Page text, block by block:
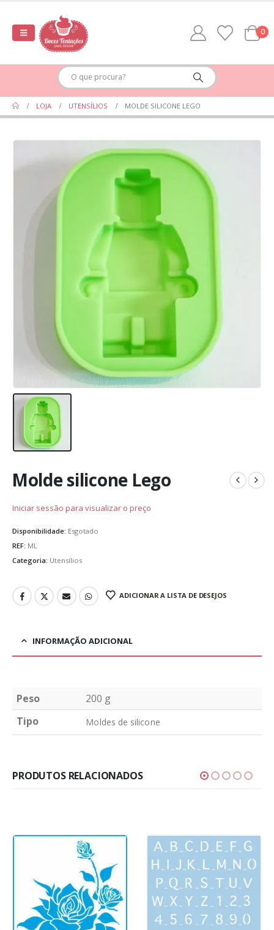
0
LOJA UTENSÍLIOS MOLDE SILICONE LEGO
Molde silicone Lego
Iniciar sessão para visualizar o preço
Disponibilidade: Esgotado
REF: ML
Categoria: Utensílios
ADICIONAR A LISTA DE DESEJOS
INFORMAÇÃO ADICIONAL
Peso
200 g
Tipo
Moldes de silicone
PRODUTOS RELACIONADOS